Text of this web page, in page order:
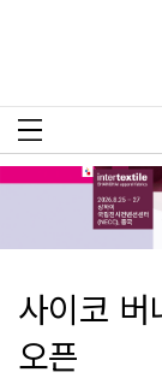
사이코 버
오픈